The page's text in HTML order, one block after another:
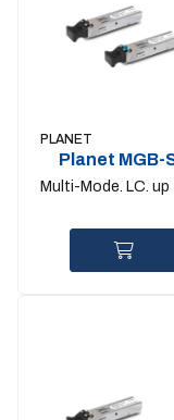
PLANET
Planet MGB-
1Gigabit
Multi-Mode. LC. up